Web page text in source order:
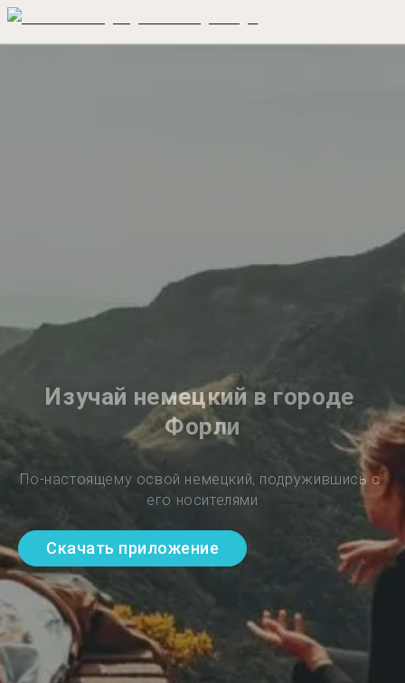
Изучай немецкий в городе
Форли
По-настоящему освой немецкий, подружившись с
его носителями
Скачать приложение